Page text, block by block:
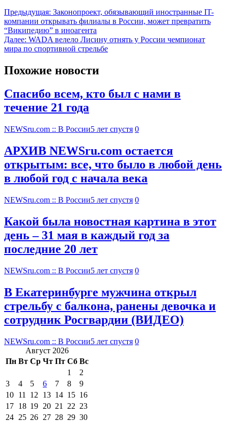
Предыдущая: Законопроект, обязывающий иностранные IT-
компании открывать филиалы в России, может превратить
“Википедию” в иноагента
Далее: WADA велело Лисину отнять у России чемпионат
мира по спортивной стрельбе
Похожие новости
Спасибо всем, кто был с нами в
течение 21 года
NEWSru.com :: В России5 лет спустя 0
АРХИВ NEWSru.com остается
открытым: все, что было в любой день
в любой год с начала века
NEWSru.com :: В России5 лет спустя 0
Какой была новостная картина в этот
день – 31 мая в каждый год за
последние 20 лет
NEWSru.com :: В России5 лет спустя 0
В Екатеринбурге мужчина открыл
стрельбу с балкона, ранены девочка и
сотрудник Росгвардии (ВИДЕО)
NEWSru.com :: В России5 лет спустя 0
Август 2026
Пн Вт Ср Чт Пт Сб Вс
1
2
3
4 5 6 7 8
9
10 11 12 13 14 15 16
17 18 19 20 21 22 23
24 25 26 27 28 29 30